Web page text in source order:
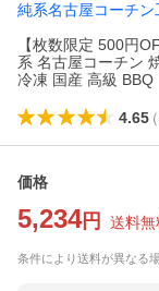
純系名古屋コーチン
【枚数限定 500円
系 名古屋コーチン
冷凍 国産 高級 BBQ
4.65（
価格
5,234円 送料無
条件により送料が異なる